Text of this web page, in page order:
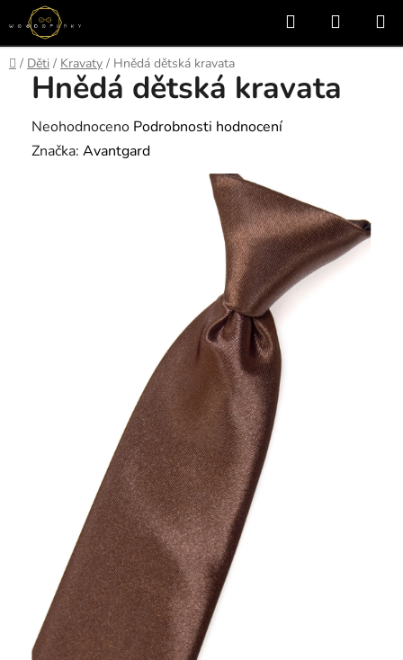
Přejít
na
obsah
Hledat
KOŠÍK
Domů
/ Děti / Kravaty / Hnědá dětská kravata
Hnědá dětská kravata
Průměrné
hodnocení
Neohodnoceno Podrobnosti hodnocení
Značka: Avantgard